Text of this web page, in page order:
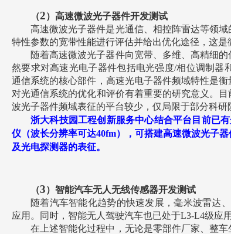
（2）高速微波光子器件开发测试
高速微波光子器件是光通信、相控阵雷达等领
特性参数的宽带性能进行评估并给出优化途径，这是
随着高速微波光子器件向宽带、多维、高精细
然要求对高速光电子器件包括电光强度/相位调制器
通信系统的核心部件，高速光电子器件频域特性是
对光通信系统的优化和评价有着重要的研究意义。
波光子器件频域表征的平台较少，仅局限于部分科研
浙大科技园工程创新服务中心结合平台目前已
仪（波长分辨率可达40fm），可搭建高速微波光子
及光电探测器的表征。
（3）智能汽车无人无线传感器开发测试
随着汽车智能化趋势的快速发展，毫米波雷达
应用。同时，智能无人驾驶汽车也已处于L3-L4级应
在上述智能化过程中，无论是零部件厂家、整